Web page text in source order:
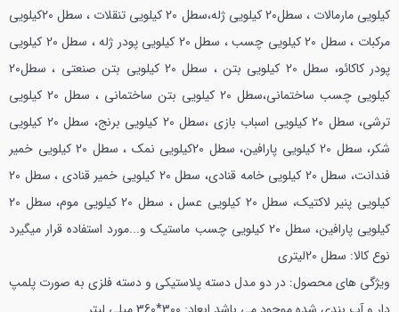
کیلویی مارمالات ، سطل20 کیلویی ژله،سطل 20 کیلویی تنقلات ، سطل 20کیلویی
مرکبات ، سطل 20 کیلویی چسب ، سطل 20 کیلویی پودر ژله ، سطل 20 کیلویی
پودر کاکائو، سطل 20 کیلویی بتن ، سطل 20 کیلویی بتن صنعتی ، سطل20
کیلویی چسب ساختمانی،سطل 20 کیلویی بتن ساختمانی ، سطل 20 کیلویی
ترشی، سطل 20 کیلویی اسباب بازی ،سطل 20 کیلویی برنج، سطل 20 کیلویی
شکر، سطل 20 کیلویی پارافین، سطل 20کیلویی نمک ، سطل 20 کیلویی خمیر
فندانت، سطل 20 کیلویی خامه قنادی، سطل 20 کیلویی خمیر قنادی ، سطل 20
کیلویی پنیر لاکتیک، سطل 20 کیلویی عسل ، سطل 20 کیلویی موم، سطل 20
کیلویی پارافین، سطل 20 کیلویی چسب ماستیک و...مورد استفاده قرار میگیرد
نوع کالا: سطل 20لیتری
ویژگی های محصول: در دو مدل دسته پلاستیکی و دسته فلزی به صورت پلمپ